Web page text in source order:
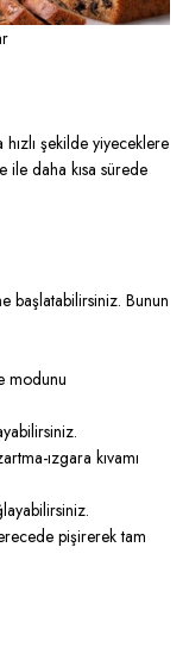
hızlı şekilde yiyeceklere
ile daha kısa sürede
başlatabilirsiniz. Bunun
modunu
ızgara kıvamı
pişirerek tam